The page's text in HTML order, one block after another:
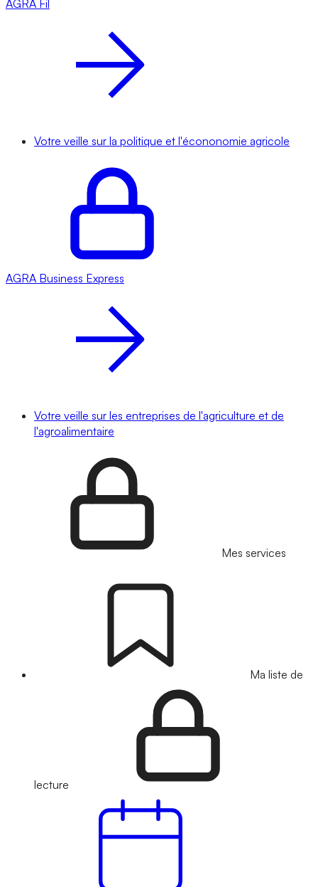
AGRA Fil
Votre veille sur la politique et l'écononomie agricole
AGRA Business Express
Votre veille sur les entreprises de l'agriculture et de
l'agroalimentaire
Mes services
Ma liste de
lecture